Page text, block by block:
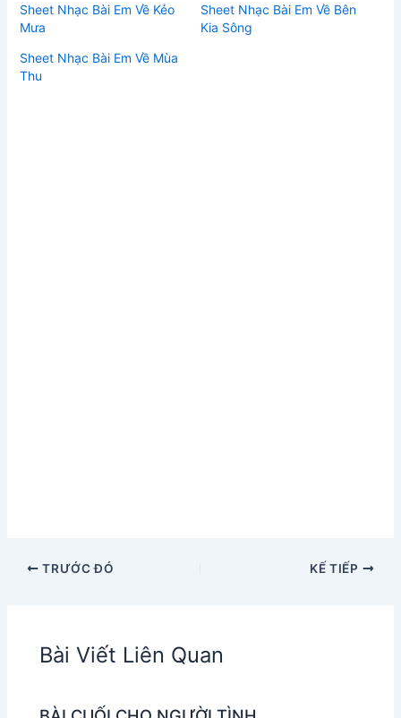
Sheet Nhạc Bài Em Về Kẻo
Mưa
Sheet Nhạc Bài Em Về Bên
Kia Sông
Sheet Nhạc Bài Em Về Mùa
Thu
TRƯỚC ĐÓ KẾ TIẾP
Bài Viết Liên Quan